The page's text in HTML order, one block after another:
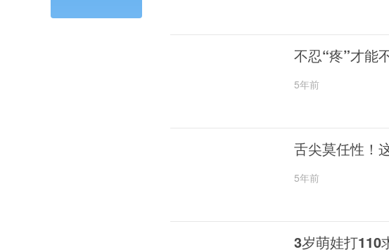
不忍“疼”才能
5年前
舌尖莫任性！
5年前
3岁萌娃打110